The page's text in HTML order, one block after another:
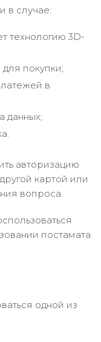
в случае:
технологию 3D-
для покупки;
в
данных;
авторизацию
картой или
вопроса.
постамата
одной из